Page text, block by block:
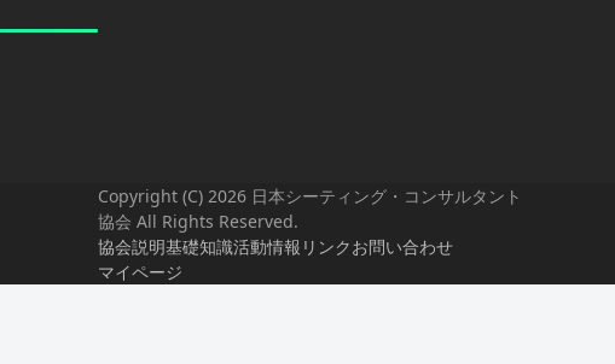
Copyright (C) 2026 日本シーティング・コンサルタント
協会 All Rights Reserved.
協会説明基礎知識活動情報 リンクお問い合わせ
マイページ